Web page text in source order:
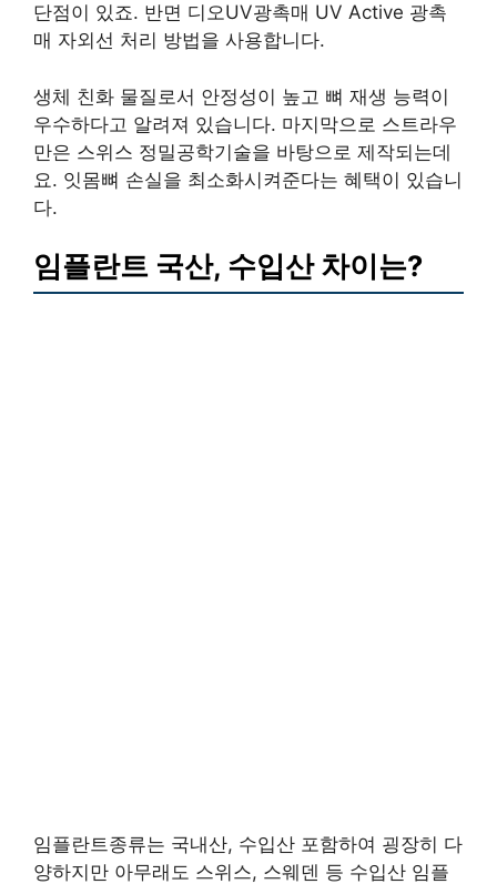
단점이 있죠. 반면 디오UV광촉매 UV Active 광촉
매 자외선 처리 방법을 사용합니다.
생체 친화 물질로서 안정성이 높고 뼈 재생 능력이
우수하다고 알려져 있습니다. 마지막으로 스트라우
만은 스위스 정밀공학기술을 바탕으로 제작되는데
요. 잇몸뼈 손실을 최소화시켜준다는 혜택이 있습니
다.
임플란트 국산, 수입산 차이는?
임플란트종류는 국내산, 수입산 포함하여 굉장히 다
양하지만 아무래도 스위스, 스웨덴 등 수입산 임플